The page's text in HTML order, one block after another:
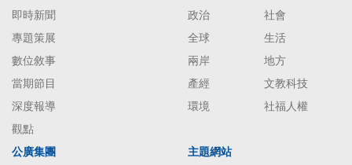
即時新聞
專題策展
數位敘事
當期節目
深度報導
觀點
政治
社會
全球
生活
兩岸
地方
產經
文教科技
環境
社福人權
公廣集團
主題網站